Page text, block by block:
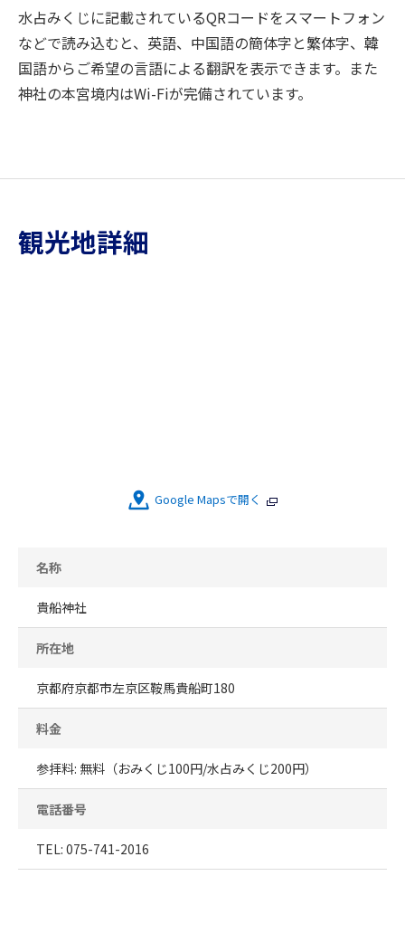
水占みくじに記載されているQRコードをスマートフォン
などで読み込むと、英語、中国語の簡体字と繁体字、韓
国語からご希望の言語による翻訳を表示できます。また
神社の本宮境内はWi-Fiが完備されています。
観光地詳細
Google Mapsで開く
名称
貴船神社
所在地
京都府京都市左京区鞍馬貴船町180
料金
参拝料: 無料（おみくじ100円/水占みくじ200円）
電話番号
TEL: 075-741-2016